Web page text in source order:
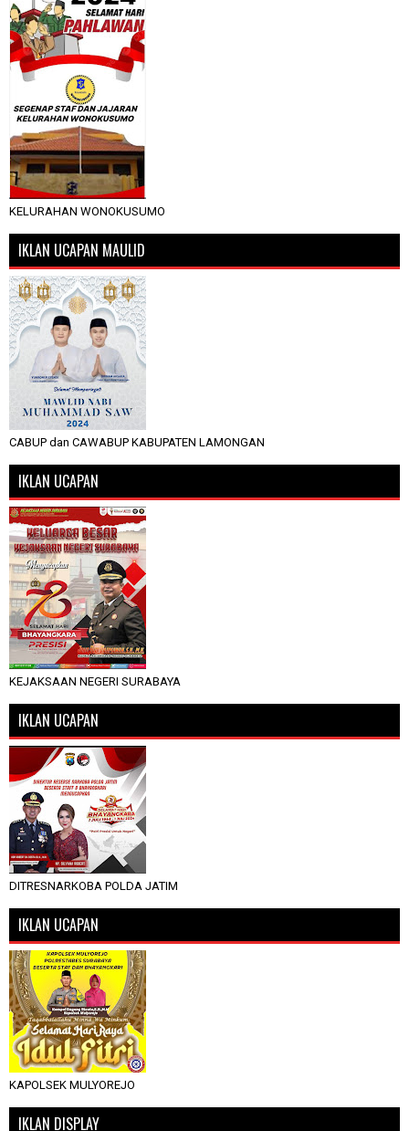
KELURAHAN WONOKUSUMO
IKLAN UCAPAN MAULID
CABUP dan CAWABUP KABUPATEN LAMONGAN
IKLAN UCAPAN
KEJAKSAAN NEGERI SURABAYA
IKLAN UCAPAN
DITRESNARKOBA POLDA JATIM
IKLAN UCAPAN
KAPOLSEK MULYOREJO
IKLAN DISPLAY